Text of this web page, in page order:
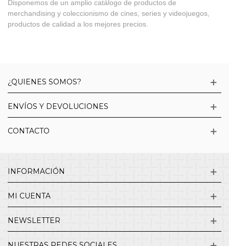
Disponemos de un amplio catálogo de productos de
merchandising y coleccionismo de cines, series y videojuegos,
productos de calidad a los mejores precios.
¿QUIENES SOMOS?
ENVÍOS Y DEVOLUCIONES
CONTACTO
INFORMACIÓN
MI CUENTA
NEWSLETTER